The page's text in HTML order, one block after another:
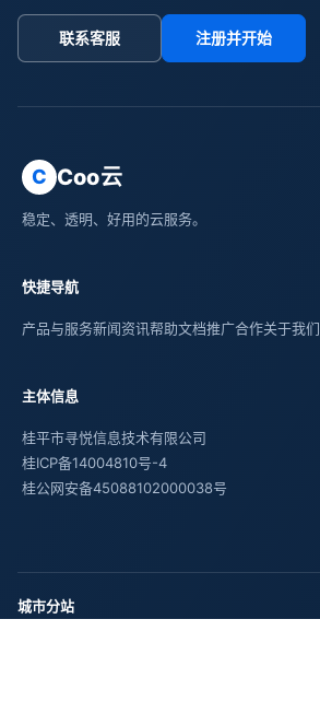
联系客服 注册并开始
C Coo云
稳定、透明、好用的云服务。
快捷导航
产品与服务新闻资讯帮助文档推广合作关于我们
主体信息
桂平市寻悦信息技术有限公司
桂ICP备14004810号-4
桂公网安备45088102000038号
城市分站